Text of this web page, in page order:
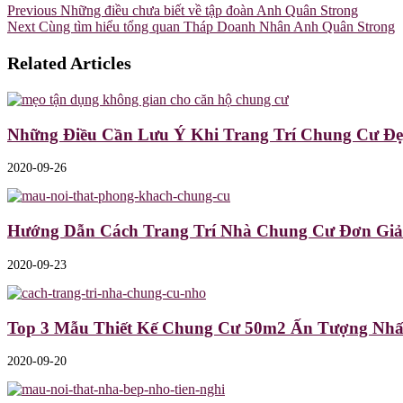
Previous Những điều chưa biết về tập đoàn Anh Quân Strong
Next Cùng tìm hiểu tổng quan Tháp Doanh Nhân Anh Quân Strong
Related Articles
Những Điều Cần Lưu Ý Khi Trang Trí Chung Cư
2020-09-26
Hướng Dẫn Cách Trang Trí Nhà Chung Cư Đơn
2020-09-23
Top 3 Mẫu Thiết Kế Chung Cư 50m2 Ấn Tượng
2020-09-20